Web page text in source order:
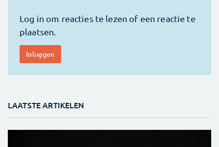
LAATSTE ARTIKELEN